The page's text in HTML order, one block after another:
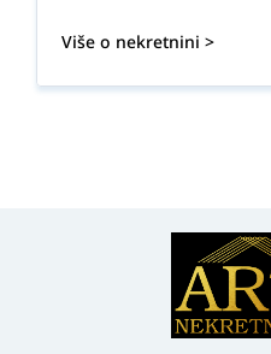
Više o nekretnini >